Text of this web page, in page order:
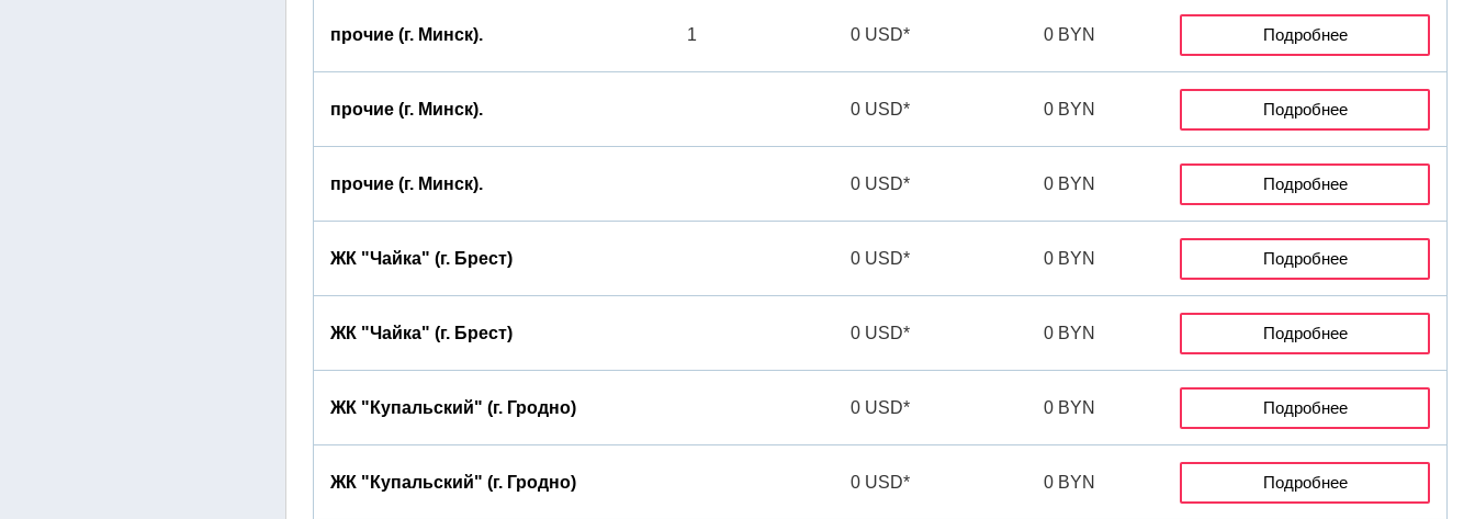
прочие (г. Минск). 1 0 USD* 0 BYN Подробнее
прочие (г. Минск). 0 USD* 0 BYN Подробнее
прочие (г. Минск). 0 USD* 0 BYN Подробнее
ЖК "Чайка" (г. Брест) 0 USD* 0 BYN Подробнее
ЖК "Чайка" (г. Брест) 0 USD* 0 BYN Подробнее
ЖК "Купальский" (г. Гродно) 0 USD* 0 BYN Подробнее
ЖК "Купальский" (г. Гродно) 0 USD* 0 BYN Подробнее